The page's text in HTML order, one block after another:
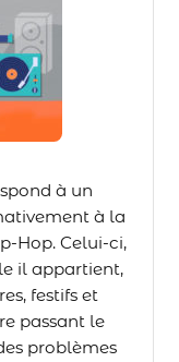
à un
à la
Hop. Celui-ci,
il appartient,
festifs et
passant le
problèmes